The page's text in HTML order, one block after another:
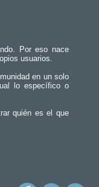
Por eso nace
usuarios.
en un solo
lo específico o
quién es el que